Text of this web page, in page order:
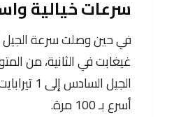
سرعات خيالية
غيغابت في الثانية، من
الجيل
أسرع بـ 100 مرة.